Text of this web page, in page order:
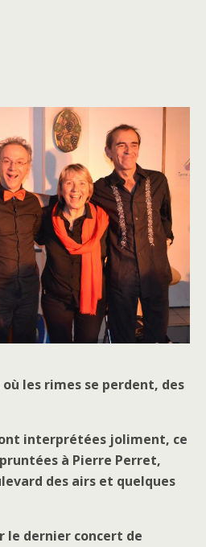
où les rimes se perdent, des
interprétées joliment, ce
à Pierre Perret,
des airs et quelques
le dernier concert de